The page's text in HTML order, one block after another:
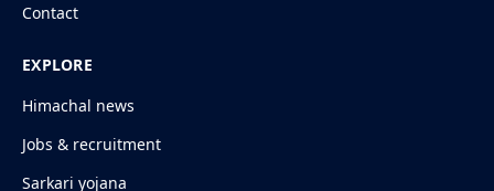
Contact
EXPLORE
Himachal news
Jobs & recruitment
Sarkari yojana